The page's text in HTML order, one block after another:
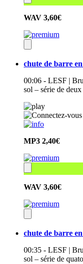
WAV 3,60€
chute de barre
00:06 - LESF |
sol – série de
MP3 2,40€
WAV 3,60€
chute de barre
00:35 - LESF |
sol – série de